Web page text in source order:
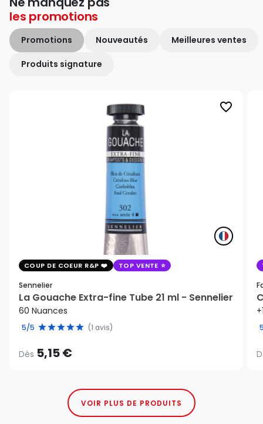
les promotions
Promotions Nouveautés Meilleures ventes
Produits signature
favorite_border
COUP DE COEUR R&P TOP VENTE
Sennelier
La Gouache Extra-fine Tube 21 ml - Sennelier
60 Nuances
5/5 (1 avis)
Dès 5,15 €
VOIR PLUS DE PRODUITS